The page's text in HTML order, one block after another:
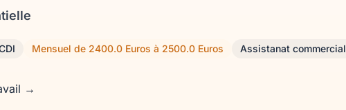
Mensuel de 2400.0 Euros à 2500.0 Euros Assistanat commercial
→